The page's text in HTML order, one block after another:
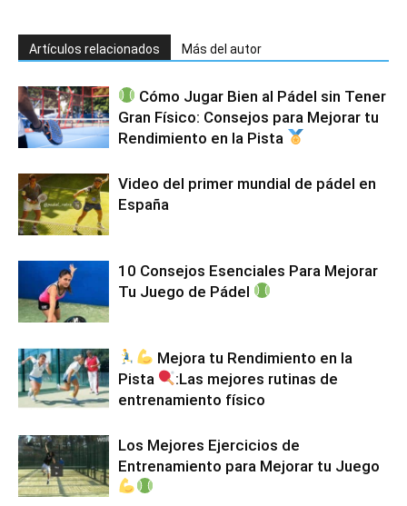
Artículos relacionados Más del autor
Cómo Jugar Bien al Pádel sin Tener
Gran Físico: Consejos para Mejorar tu
Rendimiento en la Pista
Video del primer mundial de pádel en
España
10 Consejos Esenciales Para Mejorar
Tu Juego de Pádel
Mejora tu Rendimiento en la
Pista
:Las mejores rutinas de
entrenamiento físico
Los Mejores Ejercicios de
Entrenamiento para Mejorar tu Juego